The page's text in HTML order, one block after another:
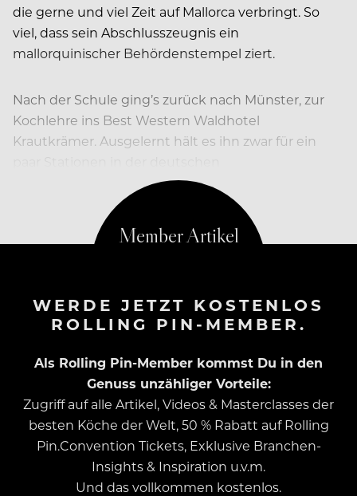
die gerne und viel Zeit auf Mallorca verbringt. So
viel, dass sein Abschlusszeugnis ein
mallorquinischer Behördenstempel ziert.
Nach der Schule ging’s zurück nach Münster, zur
Kochlehre ins Best Western Waldhotel
Krautkrämer. Ausgelernt hält es ihn zwar für ein
Sternegastronomie – die Lust
WERDE JETZT KOSTENLOS
ROLLING PIN-MEMBER.
Als Rolling Pin-Member kommst Du in den
Genuss unzähliger Vorteile:
Zugriff auf alle Artikel, Videos & Masterclasses der
besten Köche der Welt, 50 % Rabatt auf Rolling
Pin.Convention Tickets, Exklusive Branchen-
Insights & Inspiration u.v.m.
Und das vollkommen kostenlos.